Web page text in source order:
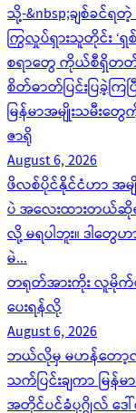
သို့-&nbsp;ချစ်ခ
ကြွလှုပ်ရှားသူတိုင်း ‘ရှ
စရာတွေ ကိုယ်စီရှိတတ်
စိတ်ဓာတ်ပြင်းပြခဲ့ကြ
မြန်မာအမျိုးသမီးတွ
ဇာရို
August 6, 2026
ဖိလစ်ပိုင်နိုင်ငံဟာ အမျို
ပဲ အလေးထားတယ်ဆို
လို့ မရပါဘူး။ ဒါတွေ
မဲ...
တရုတ်အားကိုး လူမိုက်
ပေးရန်လို
August 6, 2026
ဘယ်လိုမှ မဟန်တော့
သက်ပြင်းချကာ မြန်
အတိုင်ပင်ခံပုဂ္ဂိုလ် ဒေ